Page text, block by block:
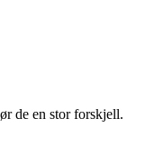
de en stor forskjell.